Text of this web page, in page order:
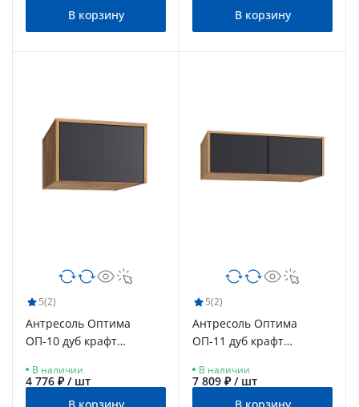
В корзину
В корзину
5(2)
Антресоль Оптима
ОП-10 дуб крафт
В наличии
4 776 ₽ / шт
5(2)
Антресоль Оптима
ОП-11 дуб крафт
В наличии
7 809 ₽ / шт